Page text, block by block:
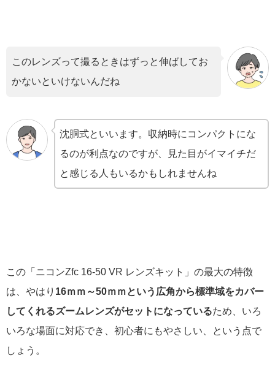
このレンズって撮るときはずっと伸ばしてお
かないといけないんだね
沈胴式といいます。収納時にコンパクトにな
るのが利点なのですが、見た目がイマイチだ
と感じる人もいるかもしれませんね
この「ニコンZfc 16-50 VR レンズキット」の最大の特徴
は、やはり 16ｍｍ～50ｍｍという広角から標準域をカバー
してくれるズームレンズがセットになっているため、いろ
いろな場面に対応でき、初心者にもやさしい、という点で
しょう。